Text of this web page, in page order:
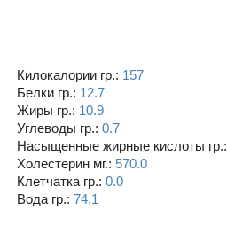
Килокалории гр.: 157
Белки гр.: 12.7
Жиры гр.: 10.9
Углеводы гр.: 0.7
Насыщенные жирные кислоты гр.:
Холестерин мг.: 570.0
Клетчатка гр.: 0.0
Вода гр.: 74.1